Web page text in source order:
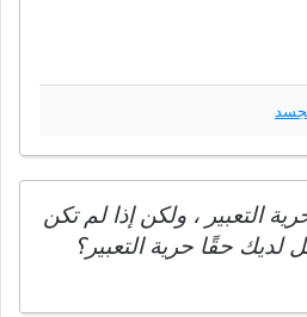
التعبير ، ولكن إذا لم تكن
لديك حقًا حرية التعبير؟